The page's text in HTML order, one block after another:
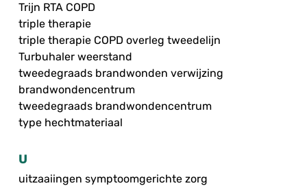
Trijn RTA COPD
triple therapie
triple therapie COPD overleg tweedelijn
Turbuhaler weerstand
tweedegraads brandwonden verwijzing
brandwondencentrum
tweedegraads brandwondencentrum
type hechtmateriaal
U
uitzaaiingen symptoomgerichte zorg